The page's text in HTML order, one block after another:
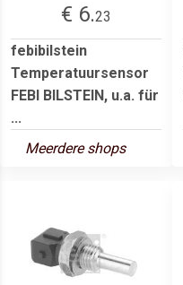
€ 6.23
febibilstein
Temperatuursensor
FEBI BILSTEIN, u.a. für
...
Meerdere shops